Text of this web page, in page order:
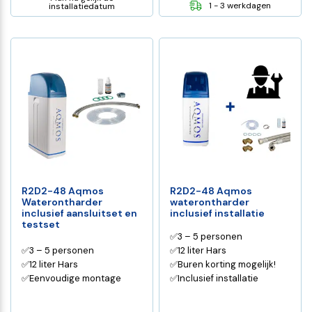
installatiedatum 1 - 3 werkdagen
R2D2-48 Aqmos
Waterontharder
inclusief aansluitset en
testset
✅3 – 5 personen
✅12 liter Hars
✅Eenvoudige montage
R2D2-48 Aqmos
waterontharder
inclusief installatie
✅3 – 5 personen
✅12 liter Hars
✅Buren korting mogelijk!
✅Inclusief installatie